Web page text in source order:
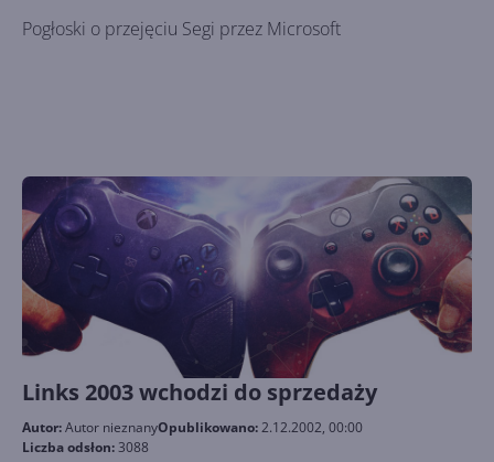
Pogłoski o przejęciu Segi przez Microsoft
Links 2003 wchodzi do sprzedaży
Autor:Autor nieznanyOpublikowano:2.12.2002, 00:00
Liczba odsłon:3088